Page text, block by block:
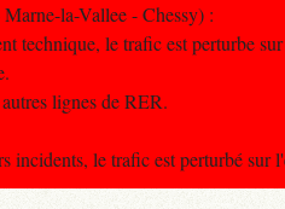
la-Vallee - Chessy) :
technique, le trafic est perturbe sur
lignes de RER.
incidents, le trafic est perturbé sur